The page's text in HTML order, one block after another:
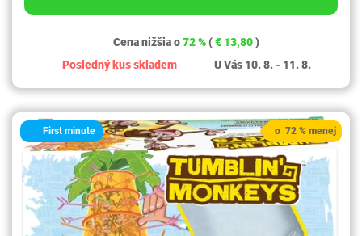
Cena nižšia o72 % (€ 13,80)
Posledný kus skladem
U Vás 10. 8. - 11. 8.
First minute o 72 % menej